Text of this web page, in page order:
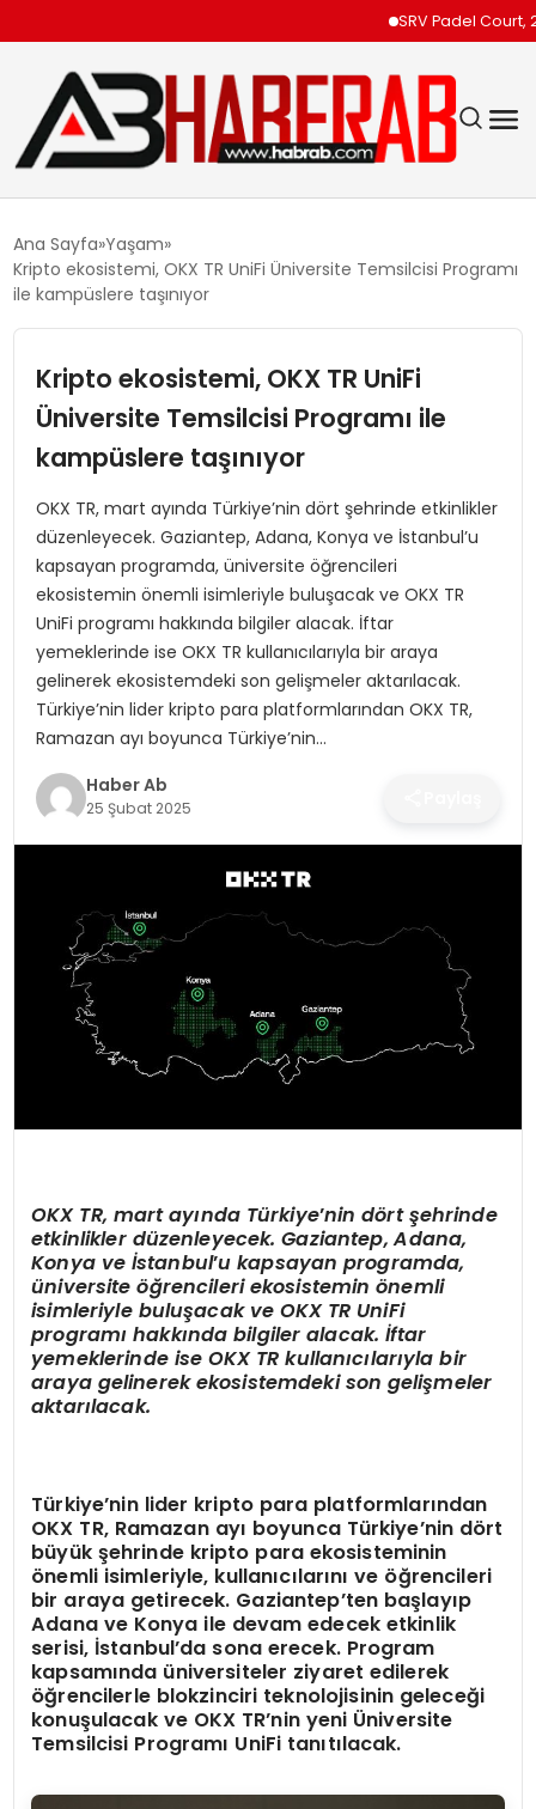
SRV Padel Court, 24
EKONOMI
TEKNOLOJI
SAĞLIK
MAGAZIN
YAŞAM
Ana Sayfa Yaşam
Kripto ekosistemi, OKX TR UniFi Üniversite Temsilcisi Programı
ile kampüslere taşınıyor
Kripto ekosistemi, OKX TR UniFi
Üniversite Temsilcisi Programı ile
kampüslere taşınıyor
OKX TR, mart ayında Türkiye’nin dört şehrinde etkinlikler
düzenleyecek. Gaziantep, Adana, Konya ve İstanbul’u
kapsayan programda, üniversite öğrencileri
ekosistemin önemli isimleriyle buluşacak ve OKX TR
UniFi programı hakkında bilgiler alacak. İftar
yemeklerinde ise OKX TR kullanıcılarıyla bir araya
gelinerek ekosistemdeki son gelişmeler aktarılacak.
Türkiye’nin lider kripto para platformlarından OKX TR,
Ramazan ayı boyunca Türkiye’nin…
Haber Ab
25 Şubat 2025
OKX TR, mart ayında Türkiye’nin dört şehrinde
etkinlikler düzenleyecek. Gaziantep, Adana,
Konya ve İstanbul’u kapsayan programda,
üniversite öğrencileri ekosisteminönemli
isimleriyle buluşacak veOKX TR UniFi
programı hakkında bilgiler alacak. İftar
yemeklerinde ise OKX TR kullanıcılarıyla bir
araya gelinerek ekosistemdeki son gelişmeler
aktarılacak.
Türkiye’nin lider kripto para platformlarından
OKX TR, Ramazan ayı boyunca Türkiye’nin dört
büyük şehrinde kripto para ekosisteminin
önemli isimleriyle, kullanıcılarını ve öğrencileri
bir araya getirecek. Gaziantep’ten başlayıp
Adana ve Konya ile devam edecek etkinlik
serisi, İstanbul’da sona erecek. Program
kapsamında üniversiteler ziyaret edilerek
öğrencilerle blokzinciri teknolojisinin geleceği
konuşulacak ve OKX TR’nin yeni Üniversite
Temsilcisi Programı UniFi tanıtılacak.